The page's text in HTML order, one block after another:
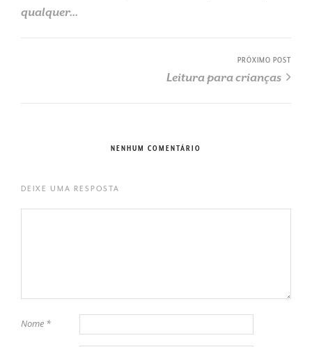
qualquer...
PRÓXIMO POST
Leitura para crianças
NENHUM COMENTÁRIO
DEIXE UMA RESPOSTA
Nome *